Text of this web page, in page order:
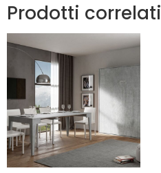
Prodotti correlati